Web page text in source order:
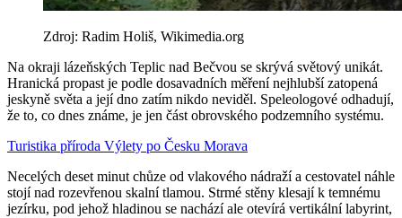
Zdroj: Radim Holiš, Wikimedia.org
Na okraji lázeňských Teplic nad Bečvou se skrývá světový unikát.
Hranická propast je podle dosavadních měření nejhlubší zatopená
jeskyně světa a její dno zatím nikdo neviděl. Speleologové odhadují,
že to, co dnes známe, je jen část obrovského podzemního systému.
Turistika příroda Výlety po Česku Morava
Necelých deset minut chůze od vlakového nádraží a cestovatel náhle
stojí nad rozevřenou skalní tlamou. Strmé stěny klesají k temnému
jezírku, pod jehož hladinou se nachází ale otevírá vertikální labyrint,